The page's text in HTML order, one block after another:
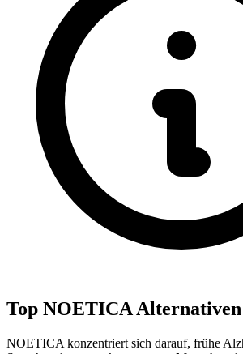
Top NOETICA
NOETICA konzentriert sich darauf, frühe